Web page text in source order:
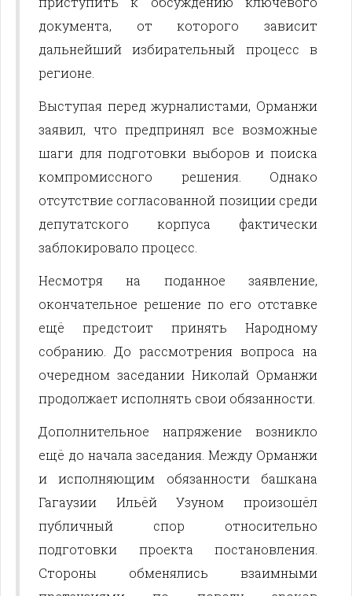
документа, от которого зависит
дальнейший избирательный процесс в
регионе.
Выступая перед журналистами, Орманжи
заявил, что предпринял все возможные
шаги для подготовки выборов и поиска
компромиссного решения. Однако
отсутствие согласованной позиции среди
депутатского корпуса фактически
заблокировало процесс.
Несмотря на поданное заявление,
окончательное решение по его отставке
ещё предстоит принять Народному
собранию. До рассмотрения вопроса на
очередном заседании Николай Орманжи
продолжает исполнять свои обязанности.
Дополнительное напряжение возникло
ещё до начала заседания. Между Орманжи
и исполняющим обязанности башкана
Гагаузии Ильёй Узуном произошёл
публичный спор относительно
подготовки проекта постановления.
Стороны обменялись взаимными